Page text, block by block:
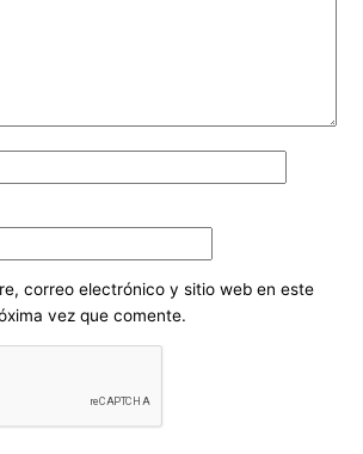
correo electrónico y sitio web en este
vez que comente.